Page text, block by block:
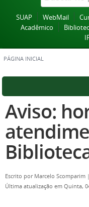
SUAP WebMail
Acadêmico
PÁGINA INICIAL
Aviso:
Escrito por Marcelo Scomparim |
Última atualização em Quinta,